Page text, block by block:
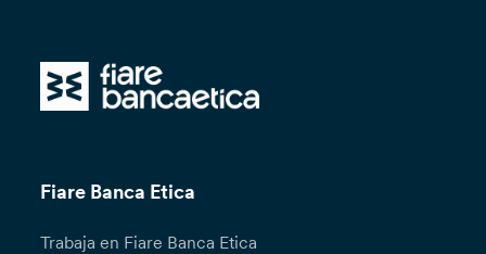
Fiare Banca Etica
Trabaja en Fiare Banca Etica